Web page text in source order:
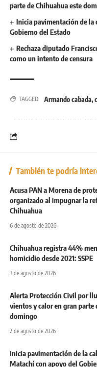
parte de Chihuahua este
Inicia pavimentación de la
Gobierno del Estado
Rechaza diputado
como un intento de censura
TAGGED: Armando cabada,
También te podría
Acusa PAN a Morena de
organizado al impugnar la
Chihuahua
6 de agosto de 2026
Chihuahua registra 44%
homicidio desde 2021: SSPE
3 de agosto de 2026
Alerta Protección Civil por
vientos y calor en gran parte
domingo
2 de agosto de 2026
Inicia pavimentación de la
Matachí con apoyo del